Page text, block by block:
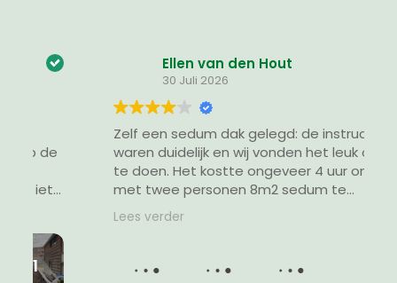
Ellen van den Hout
30 Juli 2026
Zelf een sedum dak gelegd: de instructies
waren duidelijk en wij vonden het leuk om
te doen. Het kostte ongeveer 4 uur om
met twee personen 8m2 sedum te
leggen. Uiteindelijk hebben we de matten
door midden gezaagd en met een
opengesneden boodschappen tas
omhoog gesjouwd. Erg blij met het
Lees verder